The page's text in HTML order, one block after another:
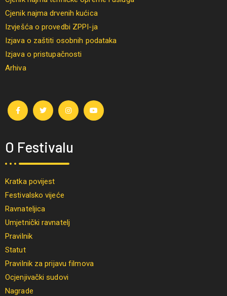
Cjenik najma drvenih kućica
Izvješća o provedbi ZPPI-ja
Izjava o zaštiti osobnih podataka
Izjava o pristupačnosti
Arhiva
O Festivalu
Kratka povijest
Festivalsko vijeće
Ravnateljica
Umjetnički ravnatelj
Pravilnik
Statut
Pravilnik za prijavu filmova
Ocjenjivački sudovi
Nagrade